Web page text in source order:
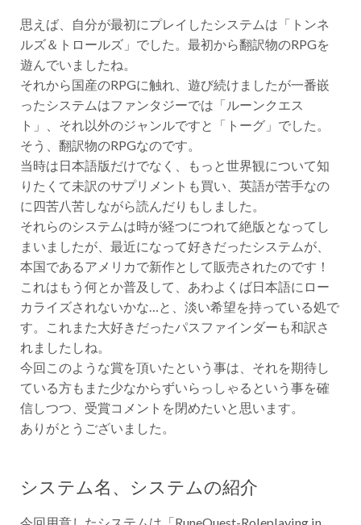
思えば、自分が最初にプレイしたシステムは「トンネ
ルズ＆トロールズ」でした。最初から翻訳物のRPGを
遊んでいましたね。
それから国産のRPGに触れ、遊び続けましたが一番嵌
ったシステムはファンタジーでは「ルーンクエス
ト」、それ以外のジャンルですと「トーグ」でした。
そう、翻訳物のRPGなのです。
当時は日本語版だけでなく、もっと世界観について知
りたくて未訳のサプリメントも買い、英語が苦手なの
に四苦八苦しながら読んだりもしました。
それらのシステムは時が経つにつれて絶版となってし
まいましたが、最近になって好きだったシステムが、
本国であるアメリカで新作として販売されたのです！
これはもう何とか普及して、あわよくば日本語にロー
カライズされないかな…と、淡い希望を持っている処で
す。これまた大好きだったパスファインダーも和訳さ
れましたしね。
今回このような賞を頂いたという事は、それを期待し
ている方もまた少なからずいらっしゃるという事を確
信しつつ、受賞コメントを閉めたいと思います。
ありがとうございました。
システム名、システムの紹介
今回用意したシステムは「RuneQuest-Roleplaying in